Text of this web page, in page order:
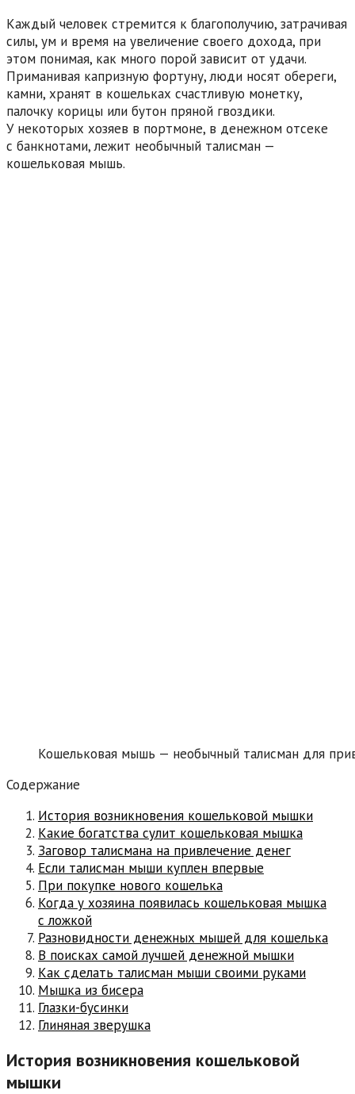
Каждый человек стремится к благополучию, затрачивая
силы, ум и время на увеличение своего дохода, при
этом понимая, как много порой зависит от удачи.
Приманивая капризную фортуну, люди носят обереги,
камни, хранят в кошельках счастливую монетку,
палочку корицы или бутон пряной гвоздики.
У некоторых хозяев в портмоне, в денежном отсеке
с банкнотами, лежит необычный талисман —
кошельковая мышь.
Кошельковая мышь — необычный талисман для
Содержание
История возникновения кошельковой мышки
Какие богатства сулит кошельковая мышка
Заговор талисмана на привлечение денег
Если талисман мыши куплен впервые
При покупке нового кошелька
Когда у хозяина появилась кошельковая мышка
с ложкой
Разновидности денежных мышей для кошелька
В поисках самой лучшей денежной мышки
Как сделать талисман мыши своими руками
Мышка из бисера
Глазки-бусинки
Глиняная зверушка
История возникновения кошельковой
мышки